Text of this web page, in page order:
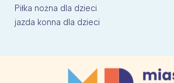
Piłka nożna dla dzieci
jazda konna dla dzieci